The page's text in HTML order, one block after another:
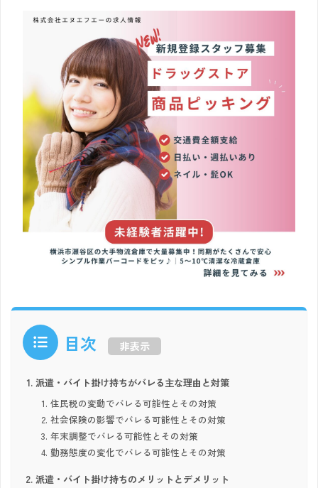
目次 非表示
派遣・バイト掛け持ちがバレる主な理由と対策
住民税の変動でバレる可能性とその対策
社会保険の影響でバレる可能性とその対策
年末調整でバレる可能性とその対策
勤務態度の変化でバレる可能性とその対策
派遣・バイト掛け持ちのメリットとデメリット